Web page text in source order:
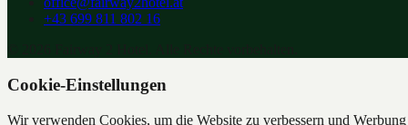
+43 699 811 802 16
Cookie-Einstellungen
Wir verwenden Cookies, um die Website zu verbessern und